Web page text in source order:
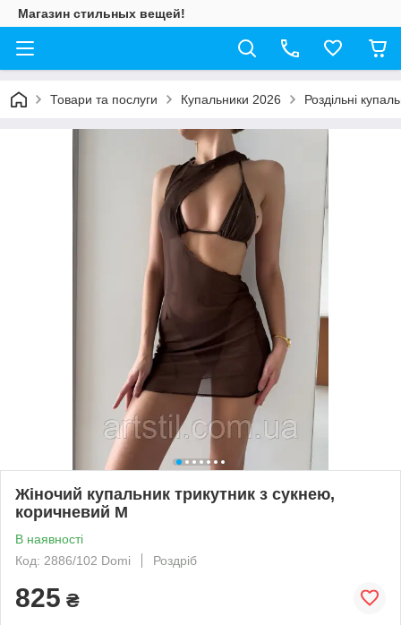
Магазин стильных вещей!
Товари та послуги Купальники 2026 Роздільні
Жіночий купальник трикутник з сукнею,
коричневий M
В наявності
Код: 2886/102 Domi
Роздріб
825 ₴